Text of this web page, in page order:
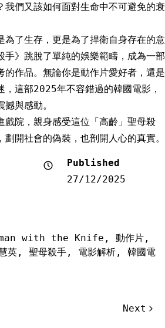
我們又該如何面對生命中不可避免的衰
為了生存，更是為了捍衛自身存在的意
手》跳脫了單純的娛樂範疇，成為一部
的作品。無論你是動作片愛好者，還是
，這部2025年不容錯過的韓國電影，
與感動。
戲院，親身感受這位「高齡」聖母殺
開社會的偽裝，也剖開人心的真實。
Published
27/12/2025
with the Knife , 動作片 ,
英 , 聖母殺手 , 電影解析 , 韓國電
Next